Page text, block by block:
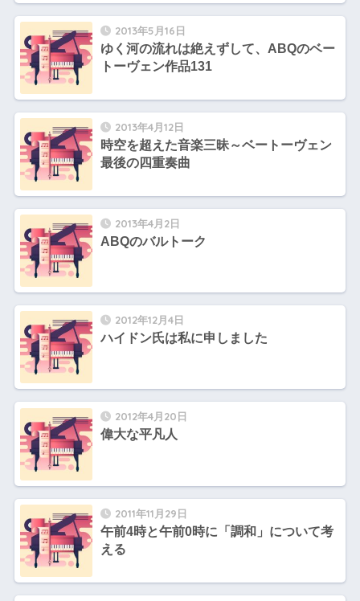
2013年5月16日
ゆく河の流れは絶えずして、ABQのベー
トーヴェン作品131
2013年4月12日
時空を超えた音楽三昧～ベートーヴェン
最後の四重奏曲
2013年4月2日
ABQのバルトーク
2012年12月4日
ハイドン氏は私に申しました
2012年4月20日
偉大な平凡人
2011年11月29日
午前4時と午前0時に「調和」について考
える